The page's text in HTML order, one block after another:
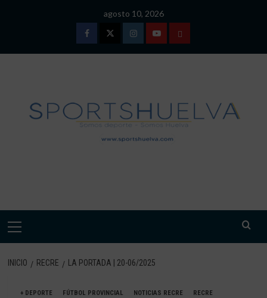
agosto 10, 2026
FacebookTwitterInstagramYoutubeTÉRMINOS
DE
USO
Menú
INICIO RECRE LA PORTADA | 20-06/2025
+ DEPORTE FÚTBOL PROVINCIAL NOTICIAS RECRE RECRE